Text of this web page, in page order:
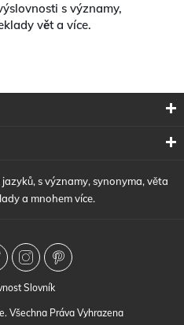
s významy,
vět a více.
s významy, synonyma, věta
a mnohem více.
Všechna Práva Vyhrazena